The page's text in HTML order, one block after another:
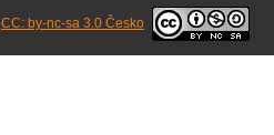
CC: by-nc-sa 3.0 Česko